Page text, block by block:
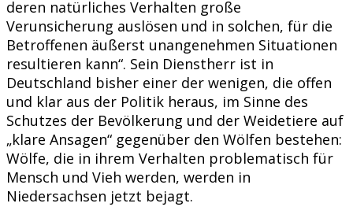
deren natürliches Verhalten große
Verunsicherung auslösen und in solchen, für die
Betroffenen äußerst unangenehmen Situationen
resultieren kann“. Sein Dienstherr ist in
Deutschland bisher einer der wenigen, die offen
und klar aus der Politik heraus, im Sinne des
Schutzes der Bevölkerung und der Weidetiere auf
„klare Ansagen“ gegenüber den Wölfen bestehen:
Wölfe, die in ihrem Verhalten problematisch für
Mensch und Vieh werden, werden in
Niedersachsen jetzt bejagt.